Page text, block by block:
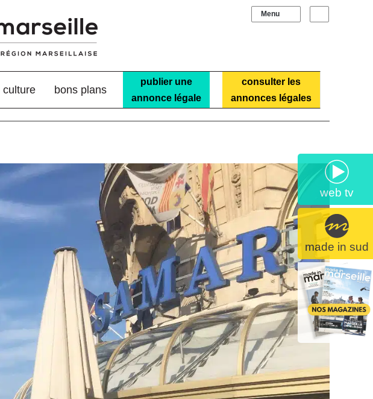
web tv
made in sud
culture bons plans
publier une
annonce légale
consulter les
annonces légales